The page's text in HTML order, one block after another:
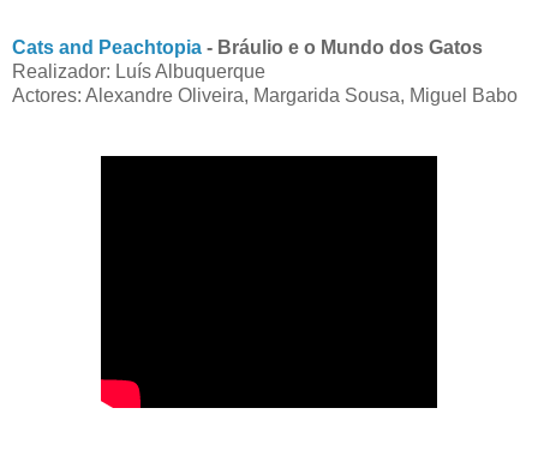
Cats and Peachtopia - Bráulio e o Mundo dos Gatos
Realizador: Luís Albuquerque
Actores: Alexandre Oliveira, Margarida Sousa, Miguel Babo